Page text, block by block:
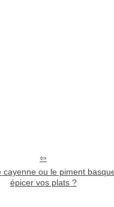
cayenne ou le piment
épicer vos plats ?